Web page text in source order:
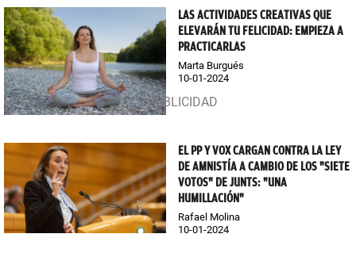
LAS ACTIVIDADES CREATIVAS QUE
ELEVARÁN TU FELICIDAD: EMPIEZA A
PRACTICARLAS
Marta Burgués
10-01-2024
EL PP Y VOX CARGAN CONTRA LA LEY
DE AMNISTÍA A CAMBIO DE LOS "SIETE
VOTOS" DE JUNTS: "UNA
HUMILLACIÓN"
Rafael Molina
10-01-2024